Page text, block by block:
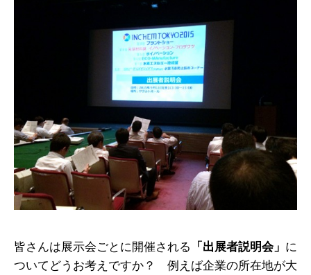
皆さんは展示会ごとに開催される 「出展者説明会」 に
ついてどうお考えですか？ 例えば企業の所在地が大